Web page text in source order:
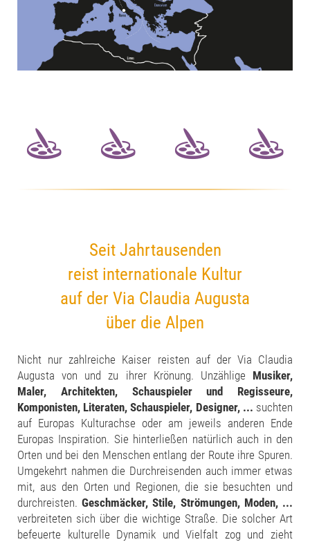
Seit Jahrtausenden
reist internationale Kultur
auf der Via Claudia Augusta
über die Alpen
Nicht nur zahlreiche Kaiser reisten auf der Via Claudia
Augusta von und zu ihrer Krönung. Unzählige Musiker,
Maler, Architekten, Schauspieler und Regisseure,
Komponisten, Literaten, Schauspieler, Designer, ... suchten
auf Europas Kulturachse oder am jeweils anderen Ende
Europas Inspiration. Sie hinterließen natürlich auch in den
Orten und bei den Menschen entlang der Route ihre Spuren.
Umgekehrt nahmen die Durchreisenden auch immer etwas
mit, aus den Orten und Regionen, die sie besuchten und
durchreisten.Geschmäcker, Stile, Strömungen, Moden, ...
verbreiteten sich über die wichtige Straße. Die solcher Art
befeuerte kulturelle Dynamik und Vielfalt zog und zieht